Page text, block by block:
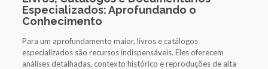
Especializados: Aprofundando o
Conhecimento
Para um aprofundamento maior, livros e catálogos
especializados são recursos indispensáveis. Eles oferecem
análises detalhadas, contexto histórico e reproduções de alta